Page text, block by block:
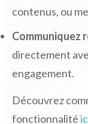
contenus, ou
Communiquez
directement
engagement.
Découvrez
fonctionnalité